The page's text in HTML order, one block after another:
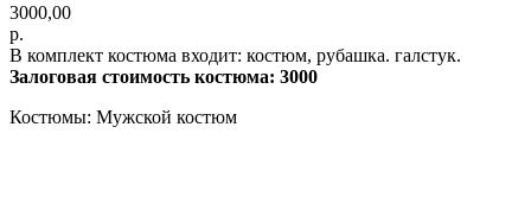
3000,00
р.
В комплект костюма входит: костюм, рубашка. галстук.
Залоговая стоимость костюма: 3000
Костюмы: Мужской костюм